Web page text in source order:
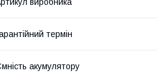
термін
акумулятору